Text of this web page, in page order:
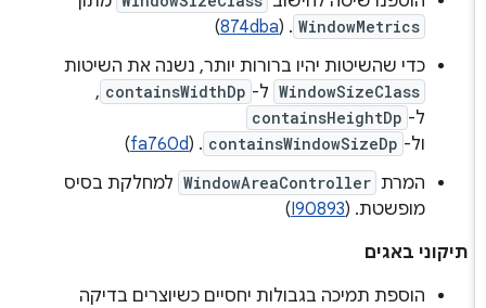
WindowMetrics
. (
874dba
)
כדי שהשיטות יהיו ברורות יותר, נשנה את השיטות
WindowSizeClass ל- containsWidthDp
,
ל- containsHeightDp
ול- containsWindowSizeDp
. (
fa760d
)
המרת WindowAreaController למחלקת בסיס
מופשטת. (I90893
)
תיקוני באגים
הוספת תמיכה בגבולות יחסיים כשיוצרים בדיקה